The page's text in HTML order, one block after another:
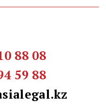
88 08
59 88